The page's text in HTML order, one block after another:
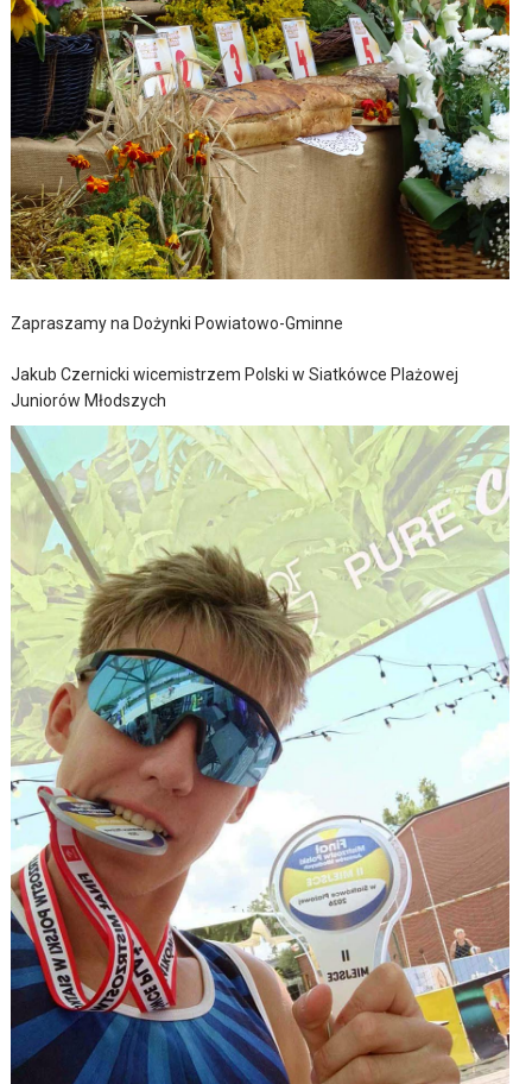
Zapraszamy na Dożynki Powiatowo-Gminne
Jakub Czernicki wicemistrzem Polski w Siatkówce Plażowej
Juniorów Młodszych